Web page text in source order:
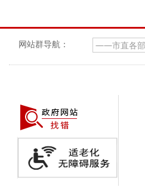
网站群导航：